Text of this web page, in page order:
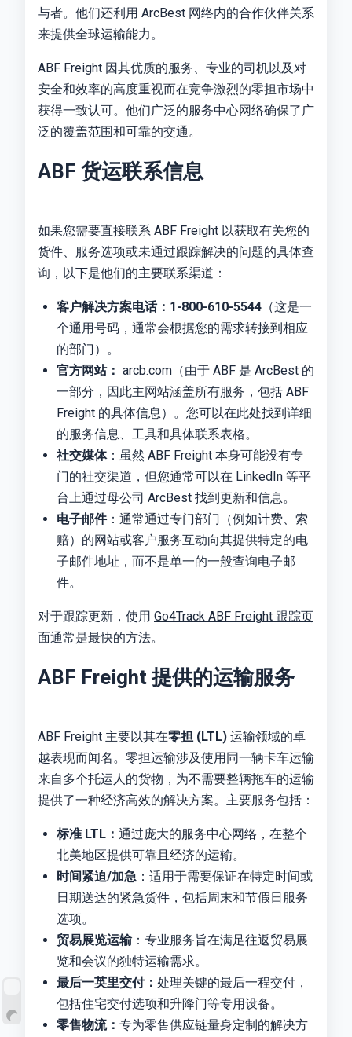
与者。他们还利用 ArcBest 网络内的合作伙伴关系
来提供全球运输能力。
ABF Freight 因其优质的服务、专业的司机以及对
安全和效率的高度重视而在竞争激烈的零担市场中
获得一致认可。他们广泛的服务中心网络确保了广
泛的覆盖范围和可靠的交通。
ABF 货运联系信息
如果您需要直接联系 ABF Freight 以获取有关您的
货件、服务选项或未通过跟踪解决的问题的具体查
询，以下是他们的主要联系渠道：
客户解决方案电话： 1-800-610-5544 （这是一
个通用号码，通常会根据您的需求转接到相应
的部门）。
官方网站： arcb.com （由于 ABF 是 ArcBest 的
一部分，因此主网站涵盖所有服务，包括 ABF
Freight 的具体信息）。您可以在此处找到详细
的服务信息、工具和具体联系表格。
社交媒体：虽然 ABF Freight 本身可能没有专
门的社交渠道，但您通常可以在 LinkedIn 等平
台上通过母公司 ArcBest 找到更新和信息。
电子邮件：通常通过专门部门（例如计费、索
赔）的网站或客户服务互动向其提供特定的电
子邮件地址，而不是单一的一般查询电子邮
件。
对于跟踪更新，使用 Go4Track ABF Freight 跟踪页
面通常是最快的方法。
ABF Freight 提供的运输服务
ABF Freight 主要以其在零担 (LTL) 运输领域的卓
越表现而闻名。零担运输涉及使用同一辆卡车运输
来自多个托运人的货物，为不需要整辆拖车的运输
提供了一种经济高效的解决方案。主要服务包括：
标准 LTL： 通过庞大的服务中心网络，在整个
北美地区提供可靠且经济的运输。
时间紧迫/加急 ：适用于需要保证在特定时间或
日期送达的紧急货件，包括周末和节假日服务
选项。
贸易展览运输：专业服务旨在满足往返贸易展
览和会议的独特运输需求。
最后一英里交付： 处理关键的最后一程交付，
包括住宅交付选项和升降门等专用设备。
零售物流： 专为零售供应链量身定制的解决方